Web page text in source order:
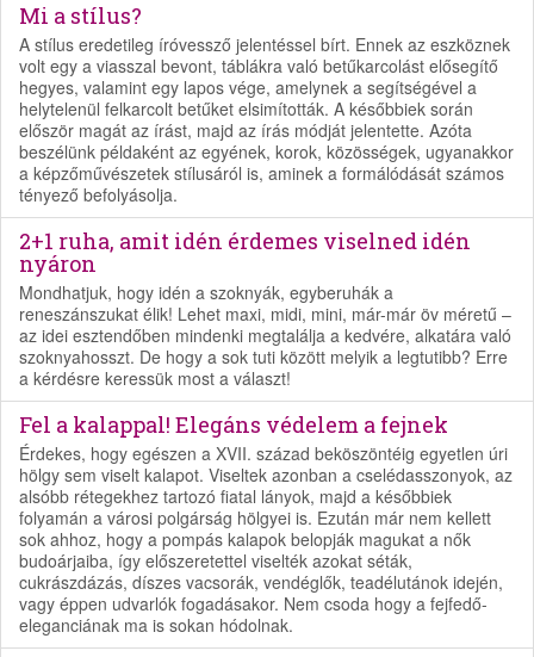
Mi a stílus?
A stílus eredetileg íróvessző jelentéssel bírt. Ennek az eszköznek
volt egy a viasszal bevont, táblákra való betűkarcolást elősegítő
hegyes, valamint egy lapos vége, amelynek a segítségével a
helytelenül felkarcolt betűket elsimították. A későbbiek során
először magát az írást, majd az írás módját jelentette. Azóta
beszélünk példaként az egyének, korok, közösségek, ugyanakkor
a képzőművészetek stílusáról is, aminek a formálódását számos
tényező befolyásolja.
2+1 ruha, amit idén érdemes viselned idén
nyáron
Mondhatjuk, hogy idén a szoknyák, egyberuhák a
reneszánszukat élik! Lehet maxi, midi, mini, már-már öv méretű –
az idei esztendőben mindenki megtalálja a kedvére, alkatára való
szoknyahosszt. De hogy a sok tuti között melyik a legtutibb? Erre
a kérdésre keressük most a választ!
Fel a kalappal! Elegáns védelem a fejnek
Érdekes, hogy egészen a XVII. század beköszöntéig egyetlen úri
hölgy sem viselt kalapot. Viseltek azonban a cselédasszonyok, az
alsóbb rétegekhez tartozó fiatal lányok, majd a későbbiek
folyamán a városi polgárság hölgyei is. Ezután már nem kellett
sok ahhoz, hogy a pompás kalapok belopják magukat a nők
budoárjaiba, így előszeretettel viselték azokat séták,
cukrászdázás, díszes vacsorák, vendéglők, teadélutánok idején,
vagy éppen udvarlók fogadásakor. Nem csoda hogy a fejfedő-
eleganciának ma is sokan hódolnak.